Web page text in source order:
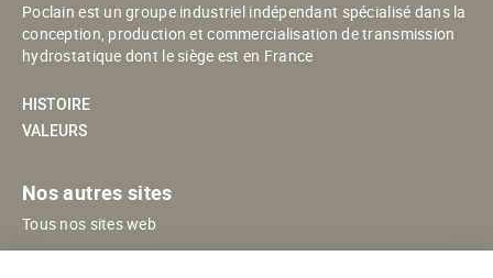
Poclain est un groupe industriel indépendant spécialisé dans la
conception, production et commercialisation de transmission
hydrostatique dont le siège est en France
HISTOIRE
VALEURS
Nos autres sites
Tous nos sites web